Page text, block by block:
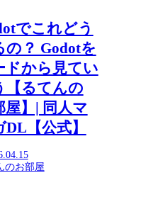
でこれどう
の？ Godotを
ドから見てい
【るてんの
屋】| 同人マ
DL【公式】
のお部屋